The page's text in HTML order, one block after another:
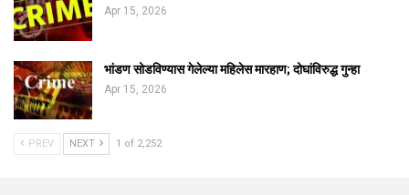
Apr 15, 2026
भांडण सोडविण्यास गेलेल्या महिलेस मारहाण; दोघांविरुद्ध गुन्हा
Apr 15, 2026
PREV NEXT 1 of 2,252